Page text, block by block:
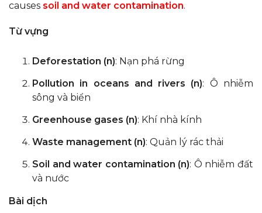
causes soil and water contamination.
Từ vựng
Deforestation (n): Nạn phá rừng
Pollution in oceans and rivers (n): Ô nhiễm
sông và biển
Greenhouse gases (n): Khí nhà kính
Waste management (n): Quản lý rác thải
Soil and water contamination (n): Ô nhiễm đất
và nước
Bài dịch